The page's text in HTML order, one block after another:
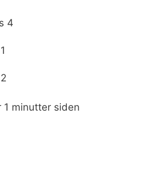
4
minutter siden